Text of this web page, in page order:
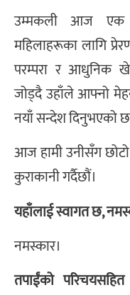
उम्मकली आज एक
महिलाहरूका लागि
परम्परा र आधुनिक
जोड्दै उहाँले आफ्नो
नयाँ सन्देश दिनुभएको
आज हामी उनीसँग
कुराकानी गर्दैछौं।
यहाँलाई स्वागत छ,
​नमस्कार।
तपाईंको परिचयसहित